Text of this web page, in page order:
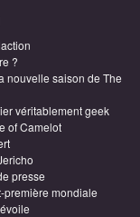
?
nouvelle saison de The
véritablement geek
of Camelot
presse
première mondiale